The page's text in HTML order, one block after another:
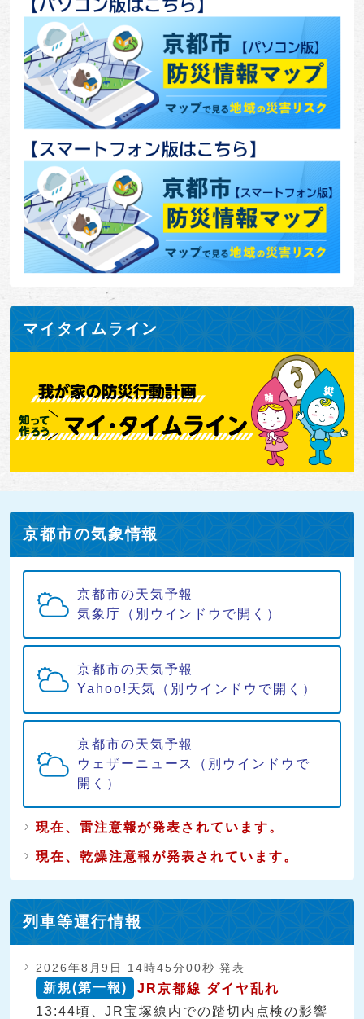
マイタイムライン
京都市の気象情報
京都市の天気予報
気象庁（別ウインドウで開く）
京都市の天気予報
Yahoo!天気（別ウインドウで開く）
京都市の天気予報
ウェザーニュース（別ウインドウで
開く）
現在、雷注意報が発表されています。
現在、乾燥注意報が発表されています。
列車等運行情報
2026年8月9日 14時45分00秒 発表
新規(第一報)
JR京都線 ダイヤ乱れ
13:44頃、JR宝塚線内での踏切内点検の影響